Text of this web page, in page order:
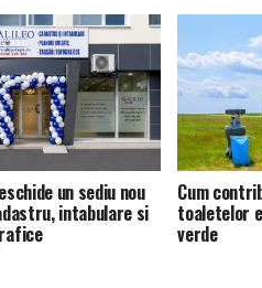
un sediu nou
intabulare si
Cum
toaletelor
verde